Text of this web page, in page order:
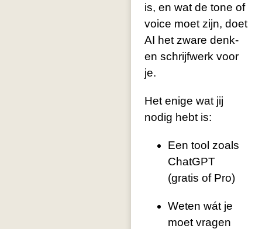
is, en wat de tone of
voice moet zijn, doet
AI het zware denk-
en schrijfwerk voor
je.
Het enige wat jij
nodig hebt is:
Een tool zoals
ChatGPT
(gratis of Pro)
Weten wát je
moet vragen